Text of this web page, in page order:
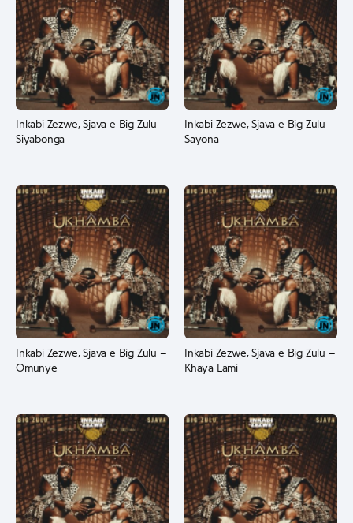
Inkabi Zezwe, Sjava e Big Zulu –
Siyabonga
Inkabi Zezwe, Sjava e Big Zulu –
Sayona
Inkabi Zezwe, Sjava e Big Zulu –
Omunye
Inkabi Zezwe, Sjava e Big Zulu –
Khaya Lami